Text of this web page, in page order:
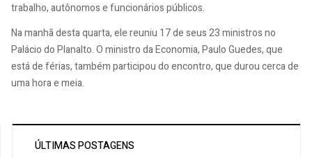
trabalho, autônomos e funcionários públicos.
Na manhã desta quarta, ele reuniu 17 de seus 23 ministros no
Palácio do Planalto. O ministro da Economia, Paulo Guedes, que
está de férias, também participou do encontro, que durou cerca de
uma hora e meia.
ÚLTIMAS POSTAGENS